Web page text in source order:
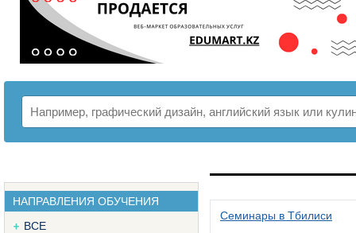
НАПРАВЛЕНИЯ ОБУЧЕНИЯ
ВСЕ
Семинары в Тбилиси